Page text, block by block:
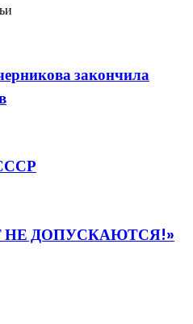
закончила
НЕ ДОПУСКАЮТСЯ!»